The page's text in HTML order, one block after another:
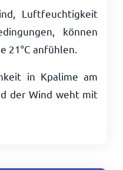
Luftfeuchtigkeit
können
21°C anfühlen.
in Kpalime am
der Wind weht mit